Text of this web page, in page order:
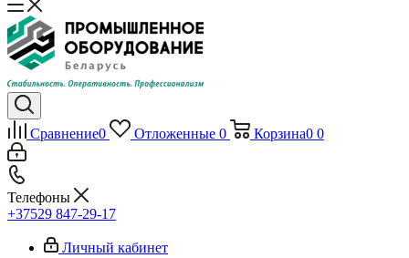
Сравнение0 Отложенные 0 Корзина0 0
Телефоны
+37529 847-29-17‬
Личный кабинет